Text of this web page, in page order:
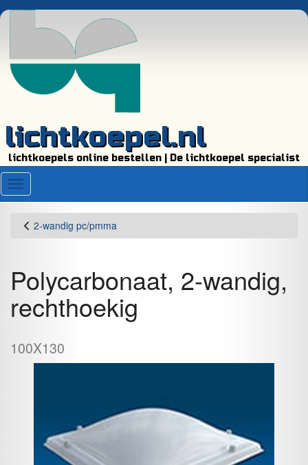
lichtkoepel.nl
lichtkoepels online bestellen | De lichtkoepel specialist
Menu
2-wandig pc/pmma
Polycarbonaat, 2-wandig,
rechthoekig
100X130